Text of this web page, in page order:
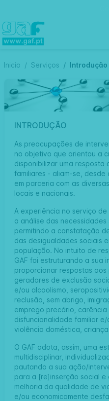
Inicio Serviços Introdução
INTRODUÇÃO
As preocupações de
no objetivo que orientou a
disponibilizar uma
familiares - aliam-se, desde
em parceria com as
locais e nacionais.
A experiência no serviço
a análise das
permitindo a constatação
das desigualdades sociais
população. No intuito de
GAF foi estruturando a sua
proporcionar respostas
geradores de exclusão
e/ou alcoolismo,
reclusão, sem abrigo,
emprego precário, carência
disfuncionalidade familiar
violência doméstica,
O GAF adota, assim, uma
multidisciplinar,
pautando a sua ação/
para a [re]inserção social e
melhoria da qualidade de
e/ou economicamente